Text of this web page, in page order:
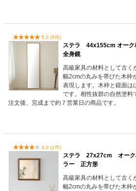
5.0 (5件)
ステラ 44x155cm オー
全身鏡
高級家具の材料として古く
幅2cmの丸みを帯びた木枠
表現します。木枠と鏡面は
です。相性抜群の自然塗料
注文後、完成まで約７営業日の商品です。
4.0 (1件)
ステラ 27x27cm オー
ラー 正方形
高級家具の材料として古く
幅2cmの丸みを帯びた木枠